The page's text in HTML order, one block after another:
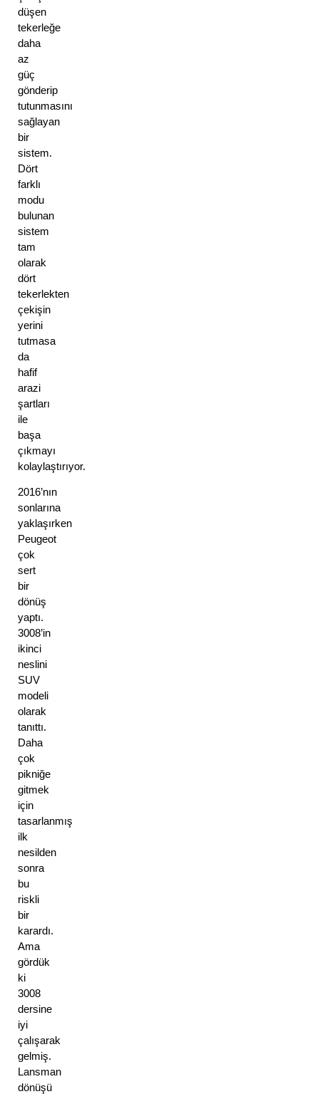
düşen
tekerleğe
daha
az
güç
gönderip
tutunmasını
sağlayan
bir
sistem.
Dört
farklı
modu
bulunan
sistem
tam
olarak
dört
tekerlekten
çekişin
yerini
tutmasa
da
hafif
arazi
şartları
ile
başa
çıkmayı
2016’nın
sonlarına
yaklaşırken
Peugeot
çok
sert
bir
dönüş
yaptı.
3008’in
ikinci
neslini
SUV
modeli
olarak
tanıttı.
Daha
çok
pikniğe
gitmek
için
tasarlanmış
ilk
nesilden
sonra
bu
riskli
bir
karardı.
Ama
gördük
ki
3008
dersine
iyi
çalışarak
gelmiş.
Lansman
dönüşü